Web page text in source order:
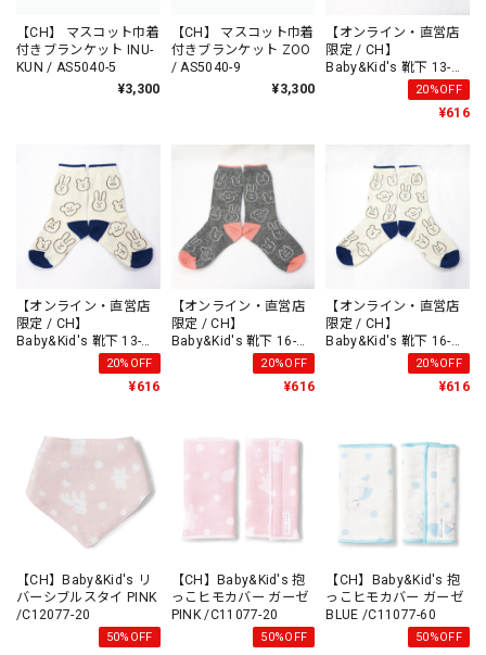
【CH】 マスコット巾着
付きブランケット INU-
KUN / AS5040-5
¥3,300
【CH】 マスコット巾着
付きブランケット ZOO
/ AS5040-9
¥3,300
【オンライン・直営店
限定 / CH】
Baby&Kid's 靴下 13-
15cm PINK /AS9854-1
20%OFF
¥616
【オンライン・直営店
限定 / CH】
Baby&Kid's 靴下 13-
15cm BLUE /AS9854-2
20%OFF
¥616
【オンライン・直営店
限定 / CH】
Baby&Kid's 靴下 16-
18cm PINK /AS9855-1
20%OFF
¥616
【オンライン・直営店
限定 / CH】
Baby&Kid's 靴下 16-
18cm BLUE /AS9855-2
20%OFF
¥616
【CH】Baby&Kid's リ
バーシブルスタイ PINK
/C12077-20
50%OFF
【CH】Baby&Kid's 抱
っこヒモカバー ガーゼ
PINK /C11077-20
50%OFF
【CH】Baby&Kid's 抱
っこヒモカバー ガーゼ
BLUE /C11077-60
50%OFF